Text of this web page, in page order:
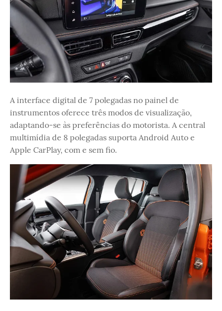
A interface digital de 7 polegadas no painel de
instrumentos oferece três modos de visualização,
adaptando-se às preferências do motorista. A central
multimídia de 8 polegadas suporta Android Auto e
Apple CarPlay, com e sem fio.